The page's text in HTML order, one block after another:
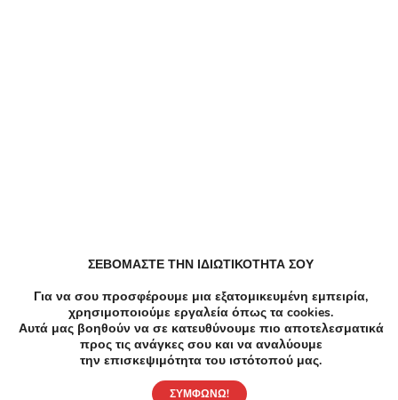
Υγεία Λεύκανση δοντιών, Οδοντιατρική σε Νέα Ιωνία
ΣΕΒΟΜΑΣΤΕ ΤΗΝ ΙΔΙΩΤΙΚΟΤΗΤΑ ΣΟΥ
Για να σου προσφέρουμε μια εξατομικευμένη εμπειρία,
χρησιμοποιούμε εργαλεία όπως τα cookies.
Αυτά μας βοηθούν να σε κατευθύνουμε πιο αποτελεσματικά
προς τις ανάγκες σου και να αναλύουμε
την επισκεψιμότητα του ιστότοπού μας.
ΣΥΜΦΩΝΩ!